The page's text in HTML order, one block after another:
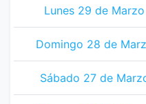
Lunes 29 de
Domingo 28 de
Sábado 27 de